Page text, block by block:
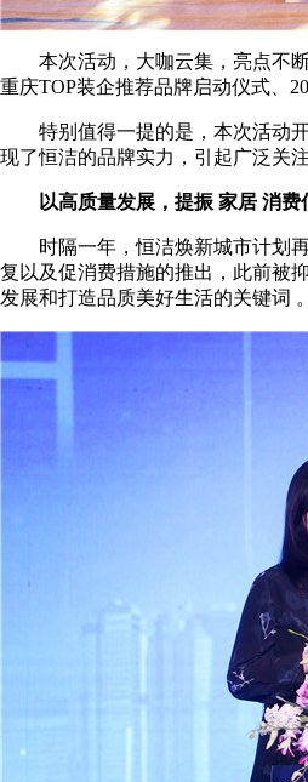
本次活动，大咖云集，亮点不断
重庆TOP装企推荐品牌启动仪式、
特别值得一提的是，本次活动开
现了恒洁的品牌实力，引起广泛关注
以高质量发展，提振 家居 消费
时隔一年，恒洁焕新城市计划再
复以及促消费措施的推出，此前被
发展和打造品质美好生活的关键词 。